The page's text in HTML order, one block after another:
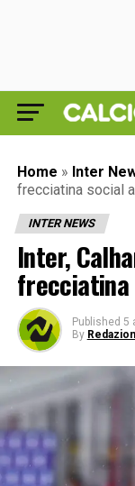
Home » Inter
frecciatina social
INTER NEWS
Inter,
frecciatina
Published 5
By